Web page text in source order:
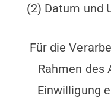
(2) Datum und
Für die
Rahmen des
Einwilligung